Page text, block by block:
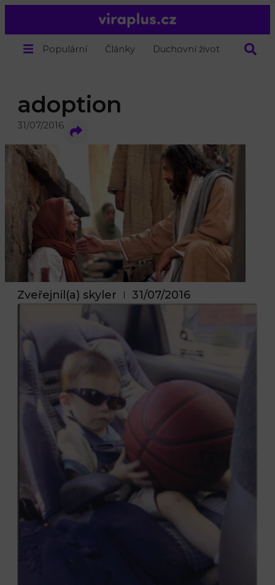
Populární Články Duchovní život O nás
adoption
31/07/2016
Zveřejnil(a) skyler 31/07/2016